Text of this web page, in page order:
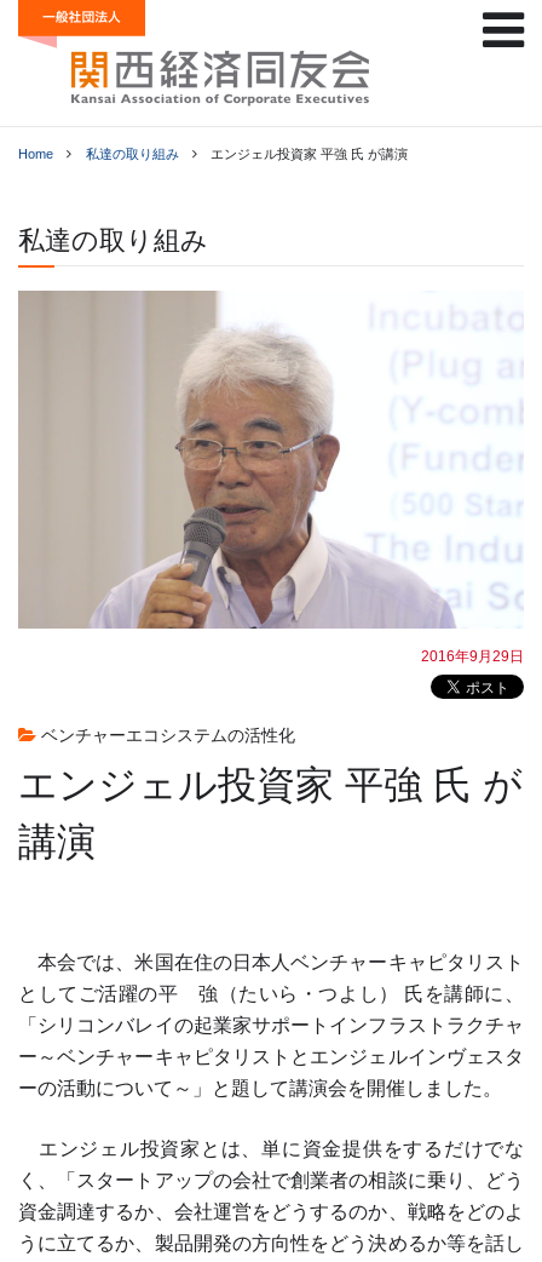
Home 私達の取り組み エンジェル投資家 平強 氏 が講演
私達の取り組み
2016年9月29日
ベンチャーエコシステムの活性化
エンジェル投資家 平強 氏 が
講演
本会では、米国在住の日本人ベンチャーキャピタリスト
としてご活躍の平 強（たいら・つよし） 氏を講師に、
「シリコンバレイの起業家サポートインフラストラクチャ
ー～ベンチャーキャピタリストとエンジェルインヴェスタ
ーの活動について～」と題して講演会を開催しました。
エンジェル投資家とは、単に資金提供をするだけでな
く、「スタートアップの会社で創業者の相談に乗り、どう
資金調達するか、会社運営をどうするのか、戦略をどのよ
うに立てるか、製品開発の方向性をどう決めるか等を話し